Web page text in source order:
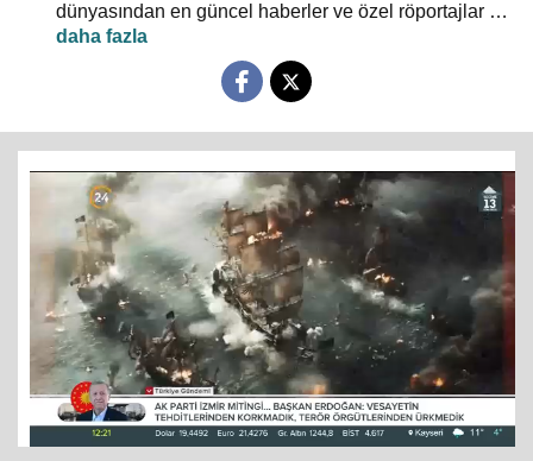
dünyasından en güncel haberler ve özel röportajlar 24
TV ekranından evlerinize konuk oluyor.